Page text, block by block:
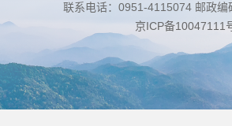
联系电话：0951-4115074 邮政
京ICP备10047111